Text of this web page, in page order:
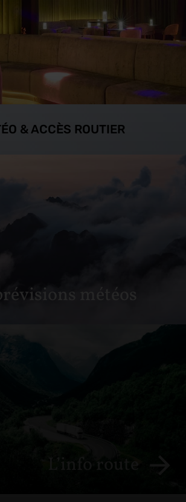
& ACCÈS ROUTIER
prévisions météos